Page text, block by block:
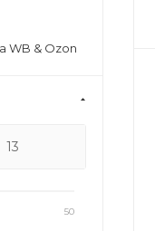
WB & Ozon
50